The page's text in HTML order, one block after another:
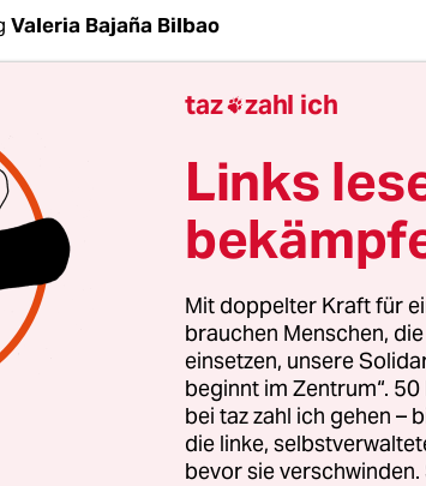
Valeria Bajaña Bilbao
alias Ninia ­LaGrande wurde in dieser
in den
Moderatorin, Autorin und Poetry-
Mail benachrichtigt. „Nein, leider
angerufen“, sagt sie und lacht.
überraschte Binias, die in
Staatengemeinschaft G7 nur
sie als eine „große Ehre“
taz zahl ich
Links
Mit doppelter Kraft für
brauchen Menschen,
einsetzen, unsere
beginnt im Zentrum“.
bei taz zahl ich gehen –
die linke,
bevor sie